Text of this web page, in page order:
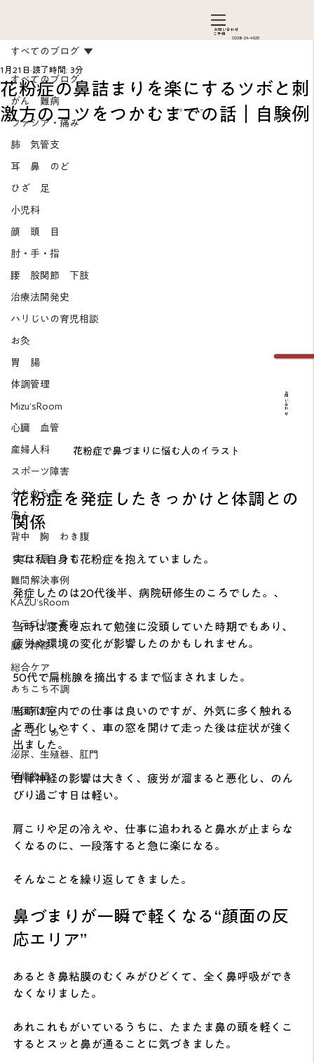
お問い合わ​せ
ご予約
0238-24-4525
すべてのブログ
がん 難病
ファシア・痛み
肺 気管支
耳 鼻 のど
ひざ 足
小児科
顔 頭 目
肘・手・指
腰 股関節 下肢
治療法開発史
ハリじいの育児相談
お灸
胃 腸
体調管理
Mizu’sRoom
心臓 血管
産婦人科
スポーツ障害
心とからだ
皮ふ
背中 胸 わき腹
くび 肩 うで
難問解決事例
KAZU’sRoom
カテゴリー案内
脳 神経
総合ケア
あちこち不調
原因不明
歯 口 あご
泌尿、生殖器、肛門
研修物語
すべてのブログ
花粉症の鼻詰まりを楽にするツボと刺
激方のコツをつかむまでの話｜自験例
1月21日 読了時間: 3分
花粉症で鼻づまりに悩む人のイラスト
花粉症を発症したきっかけと体調との
関係
実は私自身も花粉症を抱えていました。
発症したのは20代後半、病院研修生のころでした。、
当時は寝食を忘れて勉強に没頭していた時期でもあり、
疲労や環境の変化が影響したのかもしれません。
50代で扁桃腺を摘出するまで悩まされました。
当時は室内での仕事は良いのですが、外気に多く触れる
と悪化しやすく、車の窓を開けて走った後は症状が強く
出ました。
自律神経の影響は大きく、疲労が溜まると悪化し、のん
びり過ごす日は軽い。
肩こりや足の冷えや、仕事に追われると鼻水が止まらな
くなるのに、一段落すると急に楽になる。
そんなことを繰り返してきました。
鼻づまりが一瞬で軽くなる“顔面の反
応エリア”
あるとき鼻粘膜のむくみがひどくて、全く鼻呼吸ができ
なくなりました。
あれこれもがいているうちに、たまたま鼻の頭を軽くこ
するとスッと鼻が通ることに気づきました。
カテゴリーメニュー
お問い合わせ